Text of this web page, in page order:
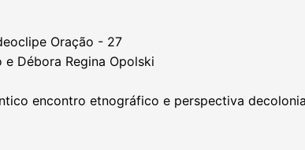
Oração - 27
Débora Regina Opolski
encontro etnográfico e perspectiva